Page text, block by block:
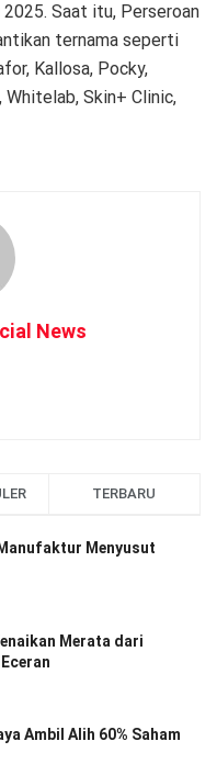
Saat itu, Perseroan
ternama seperti
Kallosa, Pocky,
Whitelab, Skin+ Clinic,
News
TERBARU
Menyusut
Merata dari
Ambil Alih 60% Saham